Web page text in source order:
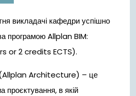
програмою Allplan BIM:
or 2 credits ECTS).
Architecture) – це
проєктування, в якій